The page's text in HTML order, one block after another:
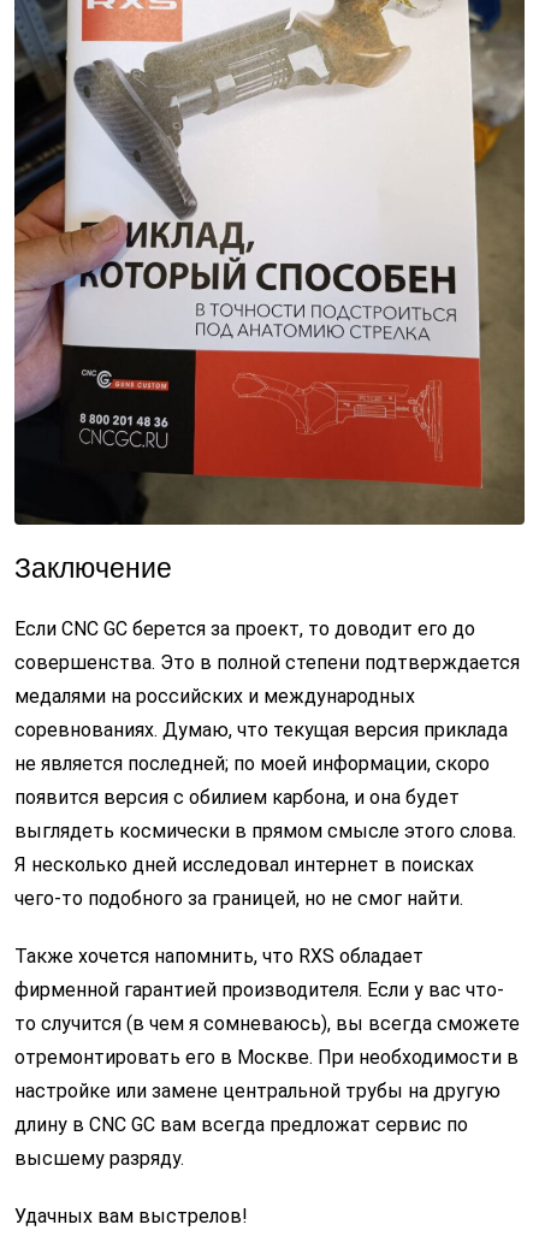
Заключение
Если CNC GC берется за проект, то доводит его до
совершенства. Это в полной степени подтверждается
медалями на российских и международных
соревнованиях. Думаю, что текущая версия приклада
не является последней; по моей информации, скоро
появится версия с обилием карбона, и она будет
выглядеть космически в прямом смысле этого слова.
Я несколько дней исследовал интернет в поисках
чего-то подобного за границей, но не смог найти.
Также хочется напомнить, что RXS обладает
фирменной гарантией производителя. Если у вас что-
то случится (в чем я сомневаюсь), вы всегда сможете
отремонтировать его в Москве. При необходимости в
настройке или замене центральной трубы на другую
длину в CNC GC вам всегда предложат сервис по
высшему разряду.
Удачных вам выстрелов!